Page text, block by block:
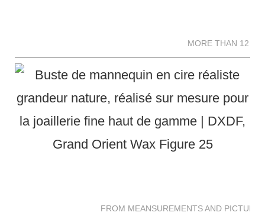
MORE THAN 12
FROM MEANSUREMENTS AND